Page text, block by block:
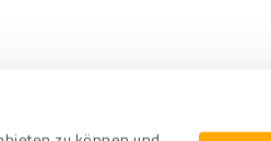
Qualitätssicherung